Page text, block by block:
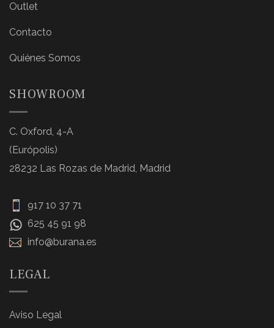
Outlet
Contacto
Quiénes Somos
SHOWROOM
C. Oxford, 4-A
(Európolis)
28232 Las Rozas de Madrid, Madrid
917 10 37 71
625 45 91 98
info@burana.es
LEGAL
Aviso Legal